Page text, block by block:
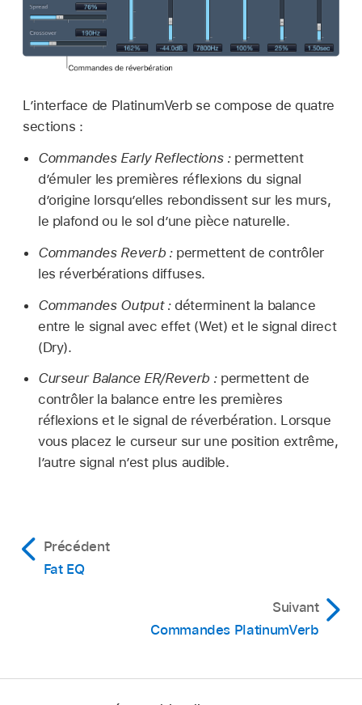
L’interface de PlatinumVerb se compose de quatre
sections :
Commandes Early Reflections : permettent
d’émuler les premières réflexions du signal
d’origine lorsqu’elles rebondissent sur les murs,
le plafond ou le sol d’une pièce naturelle.
Commandes Reverb : permettent de contrôler
les réverbérations diffuses.
Commandes Output : déterminent la balance
entre le signal avec effet (Wet) et le signal direct
(Dry).
Curseur Balance ER/Reverb : permettent de
contrôler la balance entre les premières
réflexions et le signal de réverbération. Lorsque
vous placez le curseur sur une position extrême,
l’autre signal n’est plus audible.
Précédent
Fat EQ
Suivant
Commandes PlatinumVerb